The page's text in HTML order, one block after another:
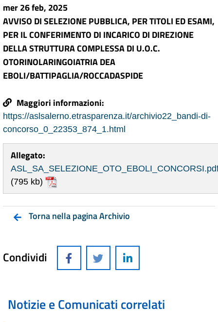
mer 26 feb, 2025
AVVISO DI SELEZIONE PUBBLICA, PER TITOLI ED ESAMI,
PER IL CONFERIMENTO DI INCARICO DI DIREZIONE
DELLA STRUTTURA COMPLESSA DI U.O.C.
OTORINOLARINGOIATRIA DEA
EBOLI/BATTIPAGLIA/ROCCADASPIDE
Maggiori informazioni:
https://aslsalerno.etrasparenza.it/archivio22_bandi-di-
concorso_0_22353_874_1.html
Allegato:
(795 kb)
Torna nella pagina Archivio
Condividi
Notizie e Comunicati correlati